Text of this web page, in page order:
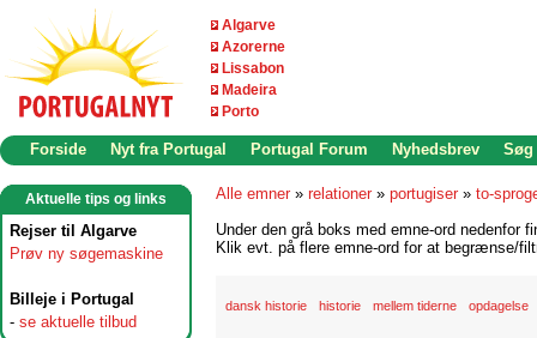
Algarve
Azorerne
Lissabon
Madeira
Porto
Forside Nyt fra Portugal Portugal Forum Nyhedsbrev Søg
Aktuelle tips og links
Rejser til Algarve
Prøv ny søgemaskine
Billeje i Portugal
- se aktuelle tilbud
Alle emner » relationer » portugiser » to-
Under den grå boks med emne-ord nedenfor
Klik evt. på flere emne-ord for at begrænse/
dansk historie historie mellem tiderne opdagelse